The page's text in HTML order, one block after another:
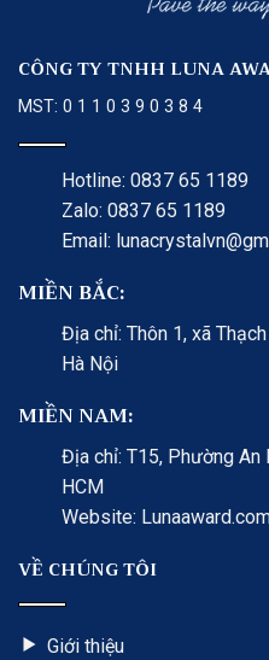
CÔNG TY TNHH LUNA
MST: 0 1 1 0 3 9 0 3 8 4
Hotline: 0837 65 1189
Zalo: 0837 65 1189
Email:
MIỀN BẮC:
Địa chỉ: Thôn 1, xã
Hà Nội
MIỀN NAM:
Địa chỉ: T15, Phường An
HCM
Website:
VỀ CHÚNG TÔI
Giới thiệu